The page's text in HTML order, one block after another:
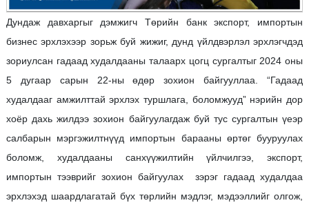
Дундаж давхаргыг дэмжигч Төрийн банк экспорт, импортын
бизнес эрхлэхээр зорьж буй жижиг, дунд үйлдвэрлэл эрхлэгчдэд
зориулсан гадаад худалдааны талаарх цогц сургалтыг 2024 оны
5 дугаар сарын 22-ны өдөр зохион байгууллаа. “Гадаад
худалдааг амжилттай эрхлэх туршлага, боломжууд” нэрийн дор
хоёр дахь жилдээ зохион байгуулагдаж буй тус сургалтын үеэр
салбарын мэргэжилтнүүд импортын барааны өртөг бууруулах
боломж, худалдааны санхүүжилтийн үйлчилгээ, экспорт,
импортын тээврийг зохион байгуулах зэрэг гадаад худалдаа
эрхлэхэд шаардлагатай бүх төрлийн мэдлэг, мэдээллийг олгож,